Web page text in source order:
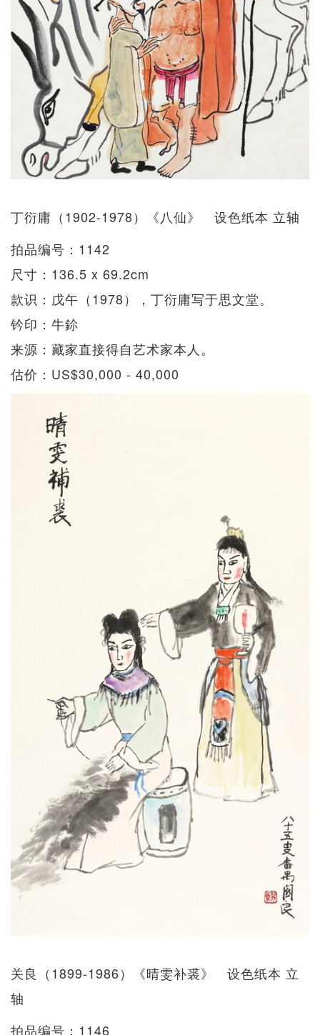
丁衍庸（1902-1978）《八仙》 设色纸本 立轴
拍品编号：1142
尺寸：136.5 x 69.2cm
款识：戊午（1978），丁衍庸写于思文堂。
钤印：牛鉩
来源：藏家直接得自艺术家本人。
估价：US$30,000 - 40,000
关良（1899-1986）《晴雯补裘》 设色纸本 立
轴
拍品编号：1146